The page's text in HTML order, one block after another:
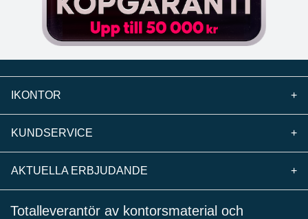
IKONTOR +
KUNDSERVICE +
AKTUELLA ERBJUDANDE +
Totalleverantör av kontorsmaterial och